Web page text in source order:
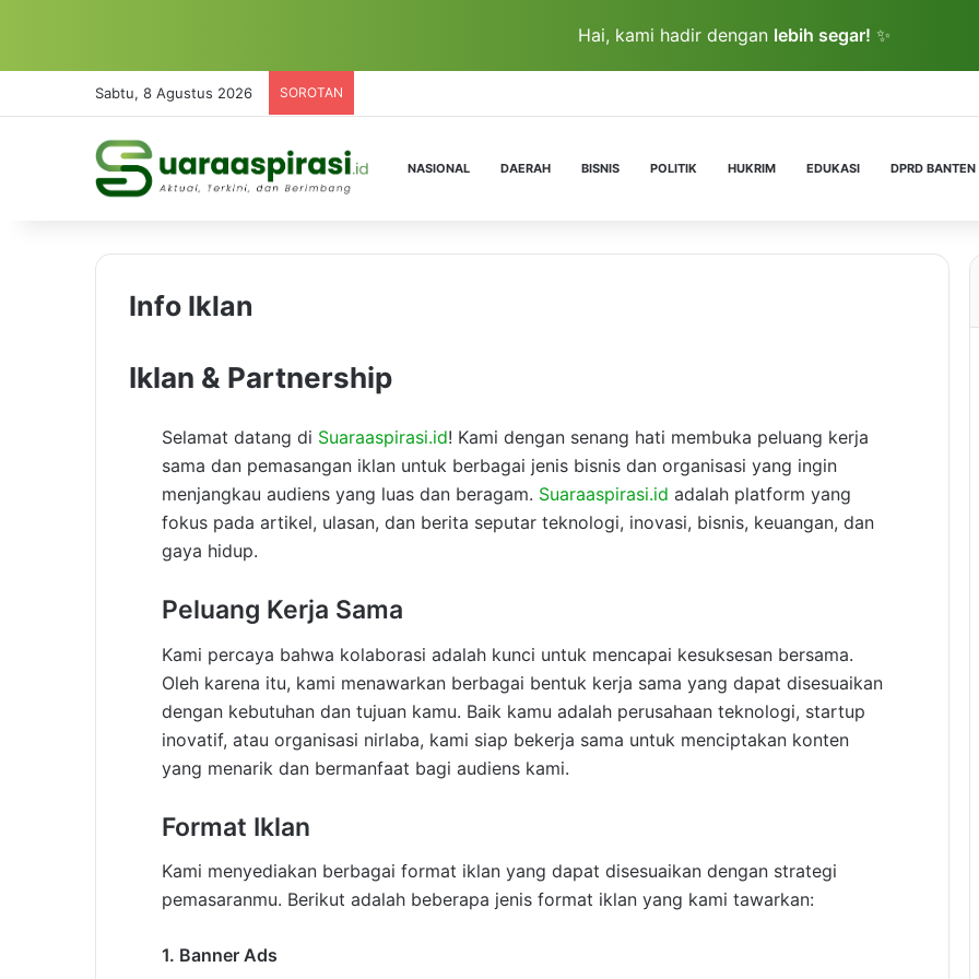
Hai, kami hadir dengan lebih segar! ✨
Sabtu, 8 Agustus 2026 SOROTAN
NASIONAL DAERAH BISNIS POLITIK HUKRIM EDUKASI DPRD BANTEN
Info Iklan
Iklan & Partnership
Selamat datang di Suaraaspirasi.id! Kami dengan senang hati membuka peluang kerja
sama dan pemasangan iklan untuk berbagai jenis bisnis dan organisasi yang ingin
menjangkau audiens yang luas dan beragam. Suaraaspirasi.id adalah platform yang
fokus pada artikel, ulasan, dan berita seputar teknologi, inovasi, bisnis, keuangan, dan
gaya hidup.
Peluang Kerja Sama
Kami percaya bahwa kolaborasi adalah kunci untuk mencapai kesuksesan bersama.
Oleh karena itu, kami menawarkan berbagai bentuk kerja sama yang dapat disesuaikan
dengan kebutuhan dan tujuan kamu. Baik kamu adalah perusahaan teknologi, startup
inovatif, atau organisasi nirlaba, kami siap bekerja sama untuk menciptakan konten
yang menarik dan bermanfaat bagi audiens kami.
Format Iklan
Kami menyediakan berbagai format iklan yang dapat disesuaikan dengan strategi
pemasaranmu. Berikut adalah beberapa jenis format iklan yang kami tawarkan:
1. Banner Ads